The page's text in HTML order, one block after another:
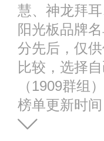
慧、神龙拜
阳光板品牌
分先后，仅
比较，选择
（1909群组）
榜单更新时